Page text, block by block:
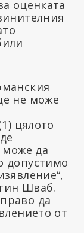
оценката
не може
цялото
може да
допустимо
Шваб.
да
от